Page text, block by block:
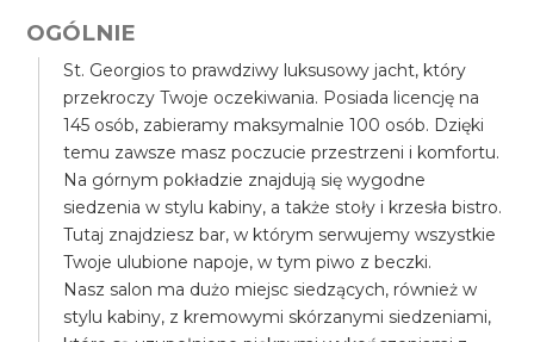
OGÓLNIE
St. Georgios to prawdziwy luksusowy jacht, który
przekroczy Twoje oczekiwania. Posiada licencję na
145 osób, zabieramy maksymalnie 100 osób. Dzięki
temu zawsze masz poczucie przestrzeni i komfortu.
Na górnym pokładzie znajdują się wygodne
siedzenia w stylu kabiny, a także stoły i krzesła bistro.
Tutaj znajdziesz bar, w którym serwujemy wszystkie
Twoje ulubione napoje, w tym piwo z beczki.
Nasz salon ma dużo miejsc siedzących, również w
stylu kabiny, z kremowymi skórzanymi siedzeniami,